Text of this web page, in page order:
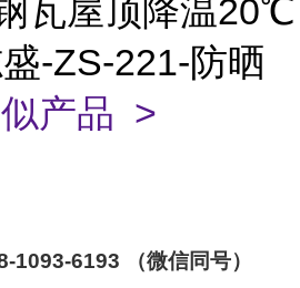
瓦屋顶降温20℃
-ZS-221-防晒
产品 >
1093-6193 （微信同号）